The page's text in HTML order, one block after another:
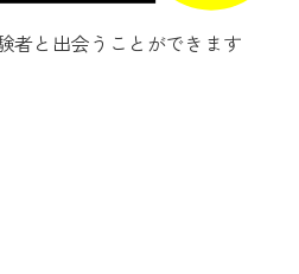
者と出会うことができます